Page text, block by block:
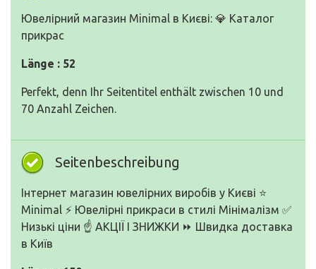
Ювелірний магазин Minimal в Києві: 💎 Каталог
прикрас
Länge : 52
Perfekt, denn Ihr Seitentitel enthält zwischen 10 und
70 Anzahl Zeichen.
Seitenbeschreibung
Інтернет магазин ювелірних виробів у Києві ⭐️
Minimal ⚡️ Ювелірні прикраси в стилі Мінімалізм ✅
Низькі ціни ☝️ АКЦІЇ І ЗНИЖКИ ⏩ Швидка доставка
в Київ